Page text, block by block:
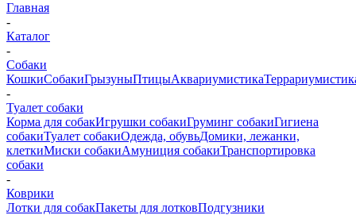
Главная
-
Каталог
-
Собаки
КошкиСобакиГрызуныПтицыАквариумистика
-
Туалет собаки
Корма для собакИгрушки собакиГруминг собакиГигиена
собакиТуалет собакиОдежда, обувьДомики, лежанки,
клеткиМиски собакиАмуниция собакиТранспортировка
собаки
-
Коврики
Лотки для собакПакеты для лотковПодгузники